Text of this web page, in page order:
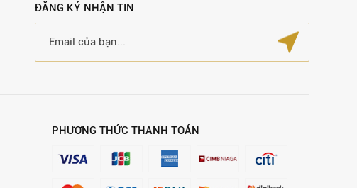
ĐĂNG KÝ NHẬN TIN
PHƯƠNG THỨC THANH TOÁN